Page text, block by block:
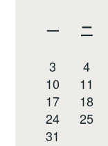
一
二
3
4
10
11
17
18
24
25
31